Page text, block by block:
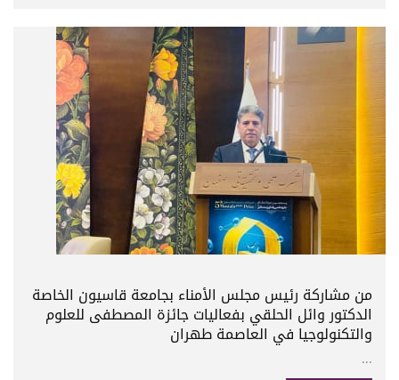
من مشاركة رئيس مجلس الأمناء بجامعة قاسيون الخاصة
الدكتور وائل الحلقي بفعاليات جائزة المصطفى للعلوم
والتكنولوجيا في العاصمة طهران
...